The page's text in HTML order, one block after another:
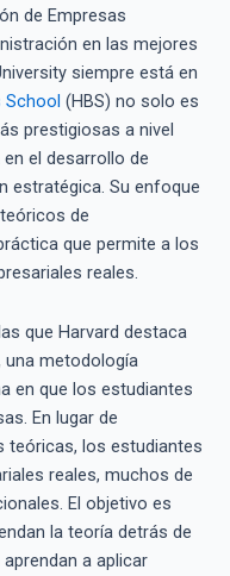
en las mejores
siempre está en
School (HBS) no solo es
prestigiosas a nivel
el desarrollo de
estratégica. Su enfoque
de
que permite a los
reales.
que Harvard destaca
metodología
en que los estudiantes
En lugar de
teóricas, los estudiantes
reales, muchos de
El objetivo es
la teoría detrás de
a aplicar